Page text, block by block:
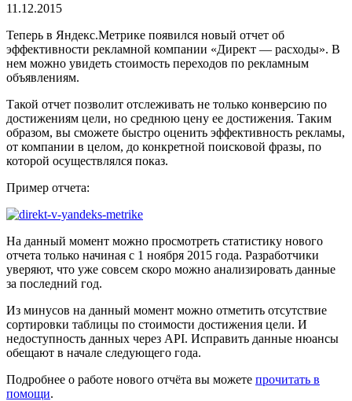
11.12.2015
Теперь в Яндекс.Метрике появился новый отчет об
эффективности рекламной компании «Директ — расходы». В
нем можно увидеть стоимость переходов по рекламным
объявлениям.
Такой отчет позволит отслеживать не только конверсию по
достижениям цели, но среднюю цену ее достижения. Таким
образом, вы сможете быстро оценить эффективность рекламы,
от компании в целом, до конкретной поисковой фразы, по
которой осуществлялся показ.
Пример отчета:
На данный момент можно просмотреть статистику нового
отчета только начиная с 1 ноября 2015 года. Разработчики
уверяют, что уже совсем скоро можно анализировать данные
за последний год.
Из минусов на данный момент можно отметить отсутствие
сортировки таблицы по стоимости достижения цели. И
недоступность данных через API. Исправить данные нюансы
обещают в начале следующего года.
Подробнее о работе нового отчёта вы можете прочитать в
помощи.